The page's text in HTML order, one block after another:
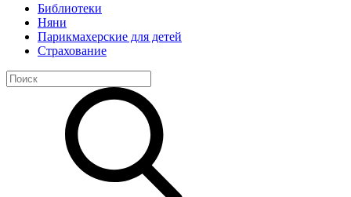
Библиотеки
Няни
Парикмахерские для детей
Страхование